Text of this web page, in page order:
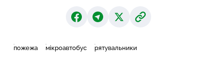
пожежа мікроавтобус рятувальники